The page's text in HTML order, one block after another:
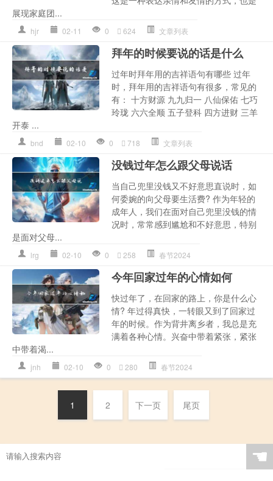
展现家庭团...
hjr 02-11 0 624 文章列表
拜年的时候要说的话是什么
过年时拜年用的吉祥语句有哪些 过年
时，拜年用的吉祥语句有很多，常见的
有： 十方财源 九九归一 八仙保佑 七巧
玲珑 六六全顺 五子登科 四方进财 三羊
开泰 ...
bnd 02-10 0 718 文章列表
没钱过年怎么跟父母说话
当自己兜里没钱又不好意思直说时，如
何委婉的向父母要生活费? 作为年轻的
成年人，我们在面对自己兜里没钱的情
况时，常常感到尴尬和不好意思，特别
是面对父母...
lrg 02-10 0 258 春节2024
今年回家过年的心情如何
快过年了，在回家的路上，你是什么心
情? 年过得真快，一转眼又到了回家过
年的时候。作为背井离乡者，我总是充
满着各种心情。兴奋中带着紧张，紧张
中带着渴...
jnh 02-10 0 280 春节2024
1 2 下一页 尾页
☚